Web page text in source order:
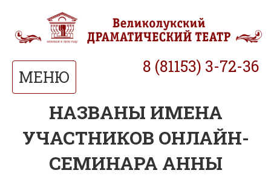
МЕНЮ
8 (81153) 3-72-36
НАЗВАНЫ ИМЕНА
УЧАСТНИКОВ ОНЛАЙН-
СЕМИНАРА АННЫ